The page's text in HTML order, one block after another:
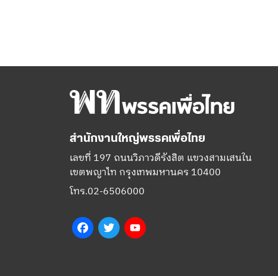
สำนักงานใหญ่พรรคเพื่อไทย
เลขที่ 197 ถนนวิภาวดีรังสิต แขวงสามเสนใน
เขตพญาไท กรุงเทพมหานคร 10400
โทร.02-6506000
FacebookTwitter